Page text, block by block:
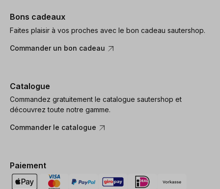
Bons cadeaux
Faites plaisir à vos proches avec le bon cadeau sautershop.
Commander un bon cadeau
Catalogue
Commandez gratuitement le catalogue sautershop et
découvrez toute notre gamme.
Commander le catalogue
Paiement